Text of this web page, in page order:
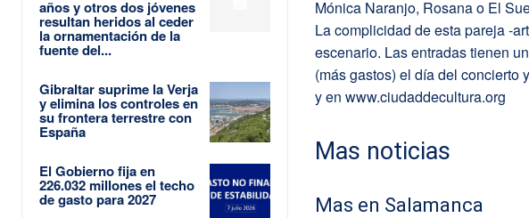
años y otros dos jóvenes
resultan heridos al ceder
la ornamentación de la
fuente del...
Gibraltar suprime la Verja
y elimina los controles en
su frontera terrestre con
España
El Gobierno fija en
226.032 millones el techo
de gasto para 2027
Mónica Naranjo, Rosana o El
La complicidad de esta pareja -
escenario. Las entradas tienen
(más gastos) el día del concierto
y en www.ciudaddecultura.org
Mas noticias
Mas en Salamanca